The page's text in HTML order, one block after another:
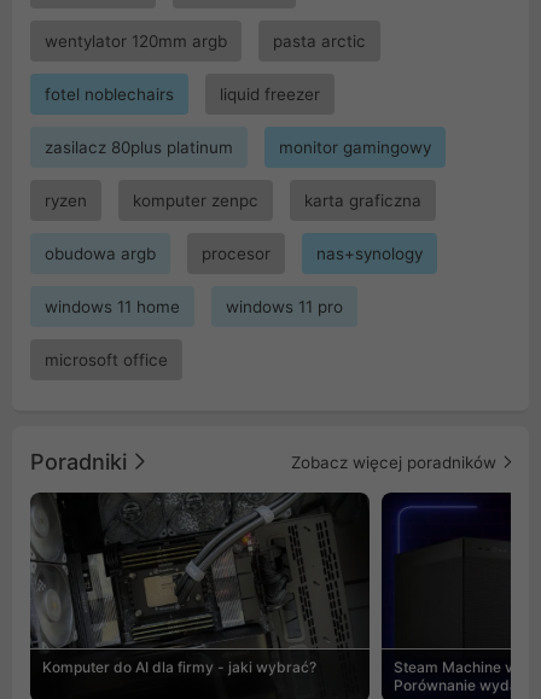
wentylator 120mm argb pasta arctic
fotel noblechairs liquid freezer
zasilacz 80plus platinum monitor gamingowy
ryzen komputer zenpc karta graficzna
obudowa argb procesor nas+synology
windows 11 home windows 11 pro
microsoft office
Poradniki Zobacz więcej poradników
Komputer do AI dla firmy - jaki wybrać?
Steam Machine vs
Porównanie